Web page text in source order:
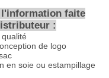
faite
:
de logo
en soie ou estampillage